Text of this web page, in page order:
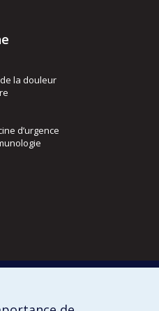
la douleur
d’urgence
nucléaire